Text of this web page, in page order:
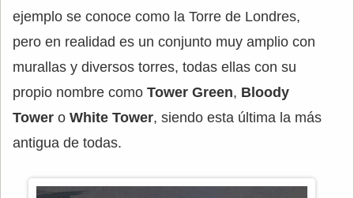
ejemplo se conoce como la Torre de Londres,
pero en realidad es un conjunto muy amplio con
murallas y diversos torres, todas ellas con su
propio nombre como Tower Green, Bloody
Tower o White Tower, siendo esta última la más
antigua de todas.